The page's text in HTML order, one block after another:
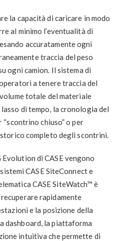
la capacità di caricare in modo
al minimo l’eventualità di
accuratamente ogni
traccia del peso
ogni camion. Il sistema di
a tenere traccia del
totale del materiale
di tempo, la cronologia del
chiuso” o per
completo degli scontrini.
Evolution di CASE vengono
CASE SiteConnect e
CASE SiteWatch™ è
rapidamente
e la posizione della
dashboard, la piattaforma
intuitiva che permette di